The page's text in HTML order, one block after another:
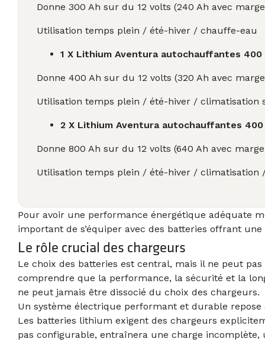
Donne 300 Ah sur du 12 volts (240 Ah avec
Utilisation temps plein / été-hiver / chauffe-eau
1 X Lithium Aventura autochauffantes 400
Donne 400 Ah sur du 12 volts (320 Ah avec
Utilisation temps plein / été-hiver / climatisation
2 X Lithium Aventura autochauffantes 400
Donne 800 Ah sur du 12 volts (640 Ah avec
Utilisation temps plein / été-hiver / climatisation
Pour avoir une performance énergétique adéquate
important de s’équiper avec des batteries offrant
Le rôle crucial des chargeurs
Le choix des batteries est central, mais il ne peut
comprendre que la performance, la sécurité et la
ne peut jamais être dissocié du choix des chargeurs.
Un système électrique performant et durable
Les batteries lithium exigent des chargeurs
pas configurable, entraînera une charge incomplète,